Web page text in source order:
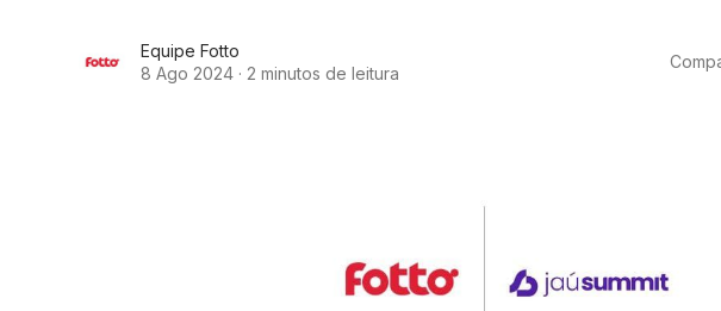
Equipe Fotto
8 Ago 2024 · 2 minutos de leitura